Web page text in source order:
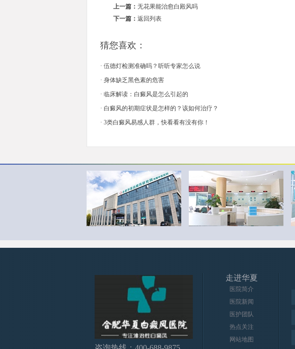
上一篇： 无花果能治愈白殿风吗
下一篇： 返回列表
猜您喜欢：
· 伍德灯检测准确吗？听听专家怎么说
· 身体缺乏黑色素的危害
· 临床解读：白癜风是怎么引起的
· 白癜风的初期症状是怎样的？该如何治疗？
· 3类白癜风易感人群，快看看有没有你！
走进华夏
医院简介
医院新闻
医护团队
热点关注
网站地图